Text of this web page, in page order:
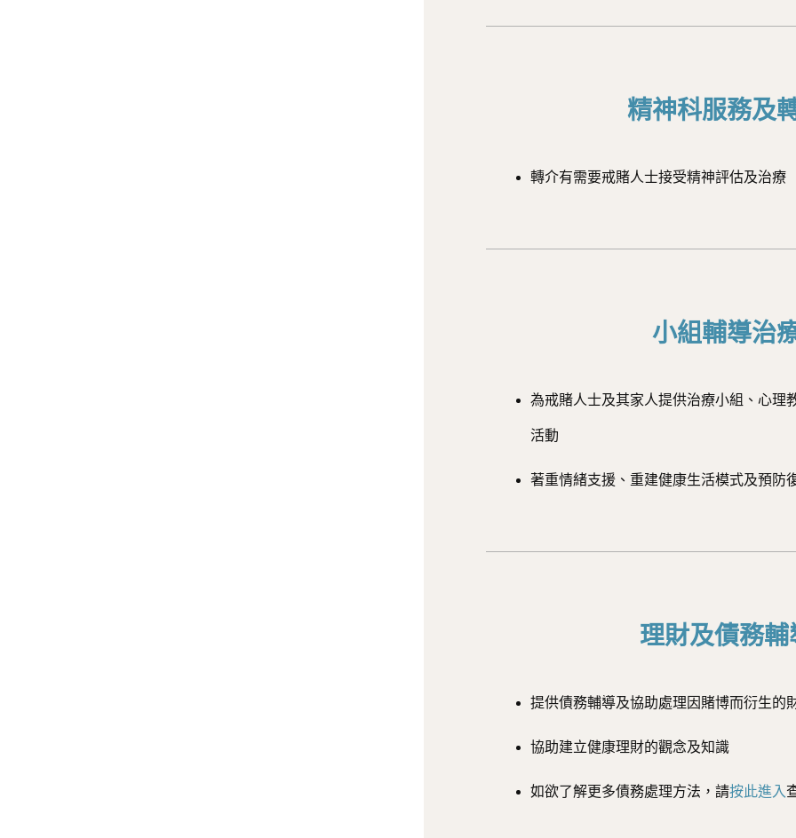
精神科服務及
轉介有需要戒賭人士接受精神評估及治療
小組輔導治
為戒賭人士及其家人提供治療小組、心理
活動
著重情緒支援、重建健康生活模式及預防
理財及債務輔
提供債務輔導及協助處理因賭博而衍生的
協助建立健康理財的觀念及知識
如欲了解更多債務處理方法，請按此進入